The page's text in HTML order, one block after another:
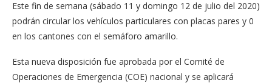
Este fin de semana (sábado 11 y domingo 12 de julio del 2020)
podrán circular los vehículos particulares con placas pares y 0
en los cantones con el semáforo amarillo.
Esta nueva disposición fue aprobada por el Comité de
Operaciones de Emergencia (COE) nacional y se aplicará